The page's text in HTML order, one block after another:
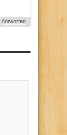
Antworten